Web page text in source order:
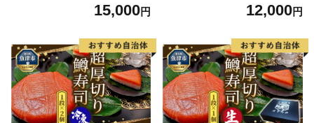
15,000円 12,000円